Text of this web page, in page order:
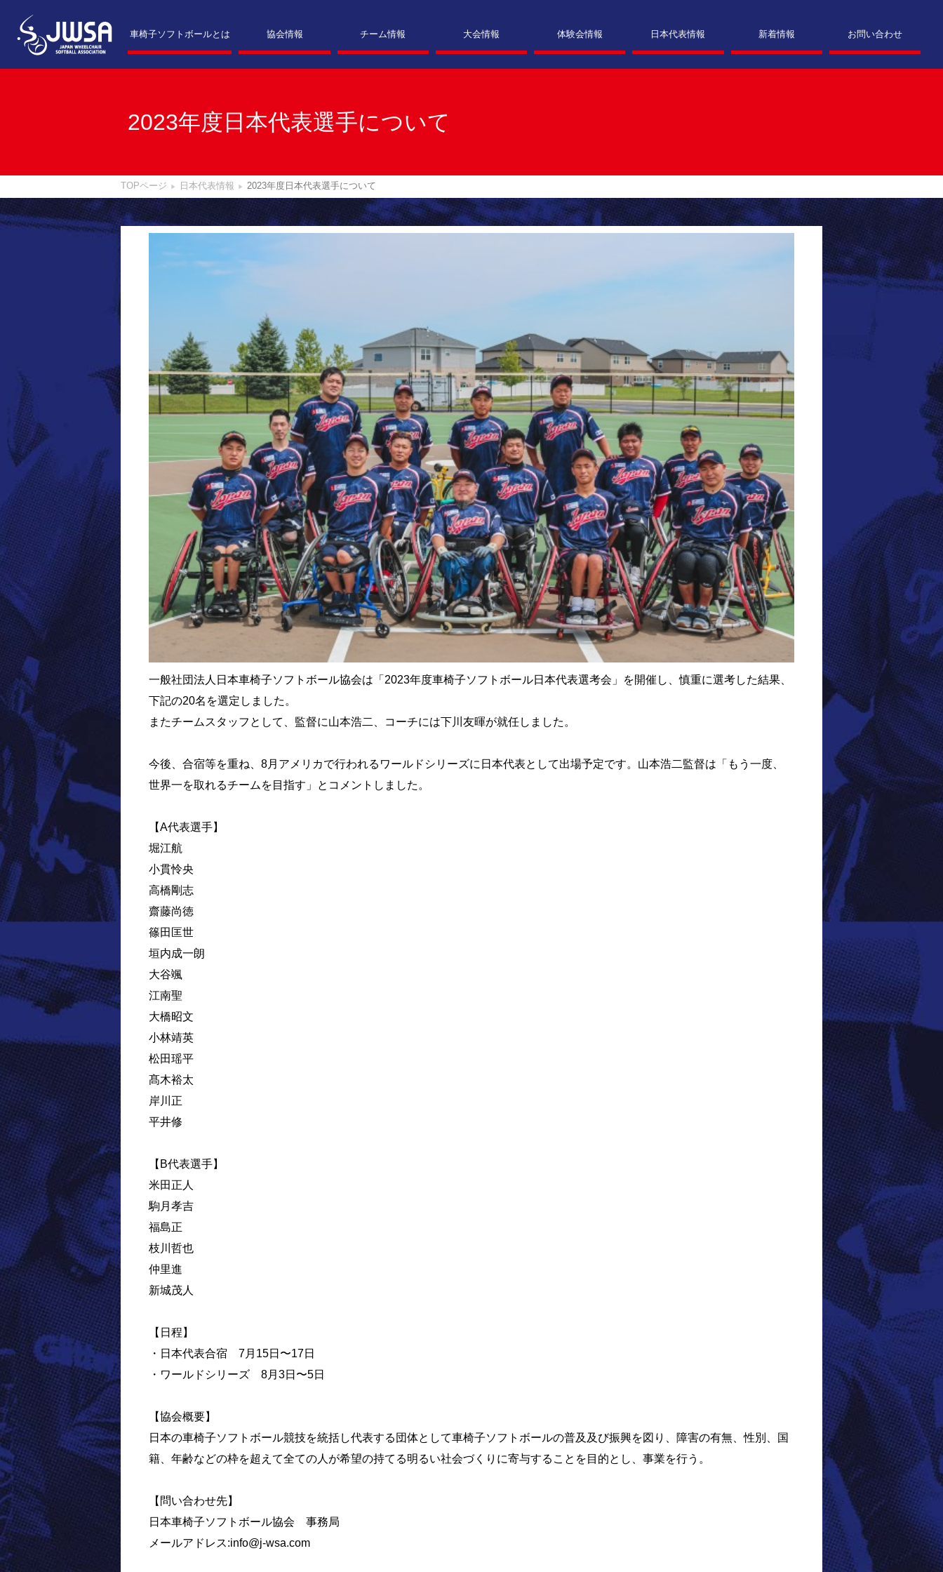
車椅子ソフトボールとは 協会情報 チーム情報 大会情報 体験会情報 日本代表情報 新着情報 お問い合わせ
2023年度日本代表選手について
TOPページ 日本代表情報 2023年度日本代表選手について
一般社団法人日本車椅子ソフトボール協会は「2023年度車椅子ソフトボール日本代表選考会」を開催し、慎重に選考した結果、
下記の20名を選定しました。
またチームスタッフとして、監督に山本浩二、コーチには下川友暉が就任しました。
今後、合宿等を重ね、8月アメリカで行われるワールドシリーズに日本代表として出場予定です。山本浩二監督は「もう一度、
世界一を取れるチームを目指す」とコメントしました。
【A代表選手】
堀江航
小貫怜央
高橋剛志
齋藤尚徳
篠田匡世
垣内成一朗
大谷颯
江南聖
大橋昭文
小林靖英
松田瑶平
髙木裕太
岸川正
平井修
【B代表選手】
米田正人
駒月孝吉
福島正
枝川哲也
仲里進
新城茂人
【日程】
・日本代表合宿 7月15日〜17日
・ワールドシリーズ 8月3日〜5日
【協会概要】
日本の車椅子ソフトボール競技を統括し代表する団体として車椅子ソフトボールの普及及び振興を図り、障害の有無、性別、国
籍、年齢などの枠を超えて全ての人が希望の持てる明るい社会づくりに寄与することを目的とし、事業を行う。
【問い合わせ先】
日本車椅子ソフトボール協会 事務局
メールアドレス:info@j-wsa.com